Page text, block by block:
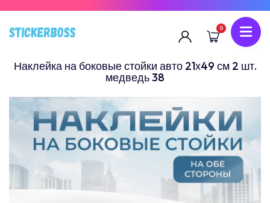
0
Наклейка на боковые стойки авто 21х49 см 2 шт.
медведь 38